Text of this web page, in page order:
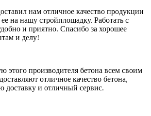
нам отличное качество продукции
на нашу стройплощадку. Работать с
и приятно. Спасибо за хорошее
и делу!
этого производителя бетона всем своим
отличное качество бетона,
доставку и отличный сервис.